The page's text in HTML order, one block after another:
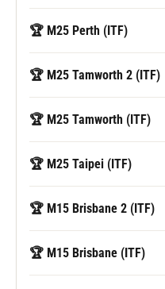
🏆 M25 Perth (ITF)
🏆 M25 Tamworth 2 (ITF)
🏆 M25 Tamworth (ITF)
🏆 M25 Taipei (ITF)
🏆 M15 Brisbane 2 (ITF)
🏆 M15 Brisbane (ITF)